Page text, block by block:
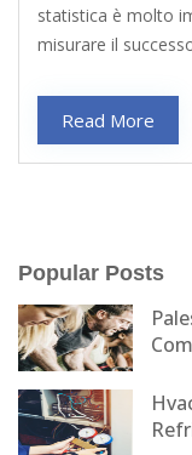
statistica è molto
misurare il
Read More
Popular Posts